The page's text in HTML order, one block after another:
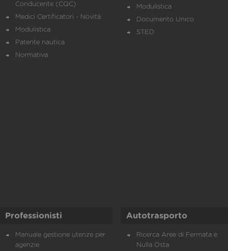
Conducente (CQC)
Medici Certificatori - Novità
Modulistica
Patente nautica
Normativa
Modulistica
Documento Unico
STED
Professionisti
Manuale gestione utenze per
agenzie
Autotrasporto
Ricerca Aree di Fermata e
Nulla Osta